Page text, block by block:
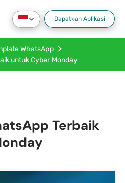
Dapatkan Aplikasi
WhatsApp
untuk Cyber Monday
Terbaik